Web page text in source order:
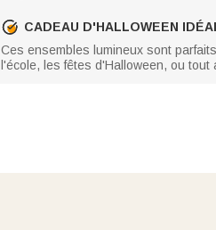
CADEAU D'HALLOWEEN
Ces ensembles lumineux sont
l'école, les fêtes d'Halloween, ou